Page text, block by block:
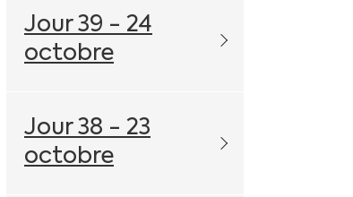
Jour 39 - 24
octobre
Jour 38 - 23
octobre